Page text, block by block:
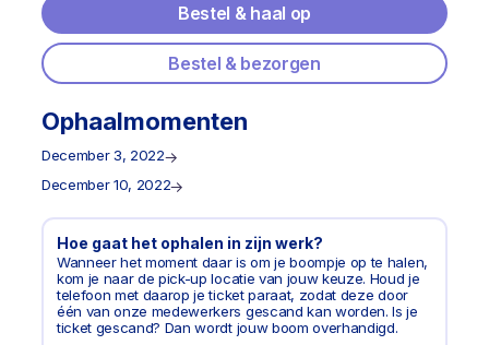
Bestel & haal op
Bestel & bezorgen
Ophaalmomenten
December 3, 2022
December 10, 2022
Hoe gaat het ophalen in zijn werk?
Wanneer het moment daar is om je boompje op te halen,
kom je naar de pick-up locatie van jouw keuze. Houd je
telefoon met daarop je ticket paraat, zodat deze door
één van onze medewerkers gescand kan worden. Is je
ticket gescand? Dan wordt jouw boom overhandigd.